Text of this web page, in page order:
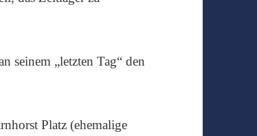
seinem „letzten Tag“ den
Platz (ehemalige